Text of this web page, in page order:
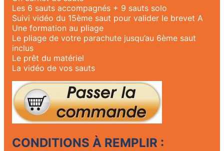
Les 6 sauts accompagnés + 9 sauts solo
Suivi vidéo du 15ème saut pour valider le brevet A
Une formation au pliage
Le pliage de votre parachute jusqu’au 6ème saut
inclus
Le prêt du matériel
La vidéo de vos sauts
CONDITIONS À REMPLIR :